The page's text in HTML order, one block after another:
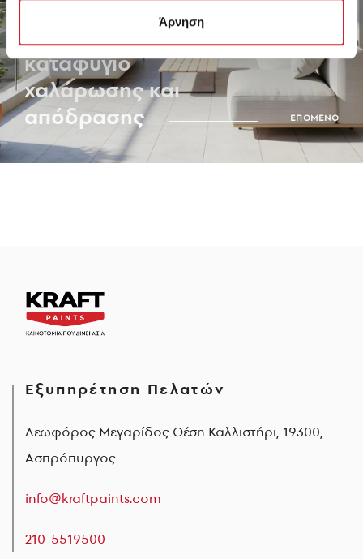
Άρνηση
για να φτιάξεις
καταφύγιο
χαλάρωσης και
απόδρασης
ΕΠΟΜΕΝΟ
Εξυπηρέτηση Πελατών
Λεωφόρος Μεγαρίδος Θέση Καλλιστήρι, 19300,
Ασπρόπυργος
info@kraftpaints.com
210-5519500